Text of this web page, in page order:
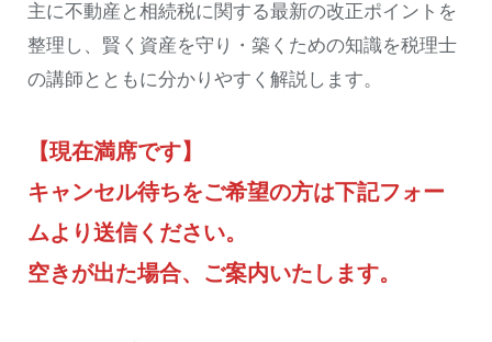
主に不動産と相続税に関する最新の改正ポイントを
整理し、賢く資産を守り・築くための知識を税理士
の講師とともに分かりやすく解説します。
【現在満席です】
キャンセル待ちをご希望の方は下記フォー
ムより送信ください。
空きが出た場合、ご案内いたします。